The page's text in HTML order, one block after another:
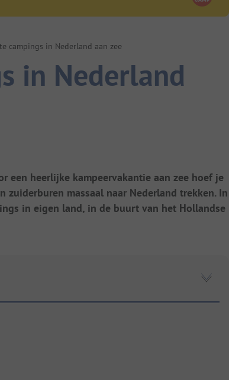
campings in Nederland aan zee
in Nederland
een heerlijke kampeervakantie aan zee hoef je
zuiderburen massaal naar Nederland trekken. In
in eigen land, in de buurt van het Hollandse